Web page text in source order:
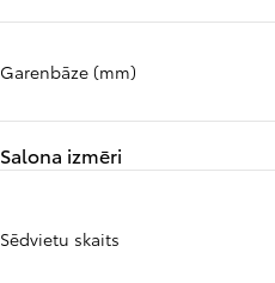
Garenbāze (mm)
Salona izmēri
Sēdvietu skaits